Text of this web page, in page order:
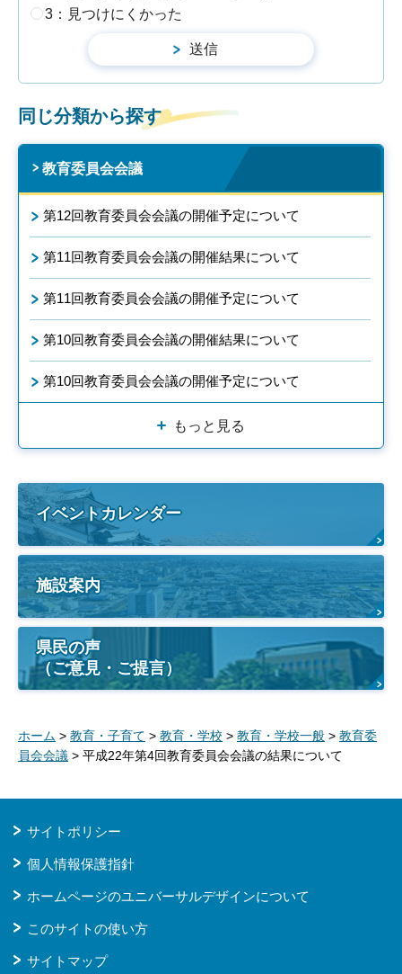
3：見つけにくかった
同じ分類から探す
教育委員会会議
第12回教育委員会会議の開催予定について
第11回教育委員会会議の開催結果について
第11回教育委員会会議の開催予定について
第10回教育委員会会議の開催結果について
第10回教育委員会会議の開催予定について
もっと見る
イベントカレンダー
施設案内
県民の声
（ご意見・ご提言）
ホーム > 教育・子育て > 教育・学校 > 教育・学校一般 > 教育委
員会会議 > 平成22年第4回教育委員会会議の結果について
サイトポリシー
個人情報保護指針
ホームページのユニバーサルデザインについて
このサイトの使い方
サイトマップ